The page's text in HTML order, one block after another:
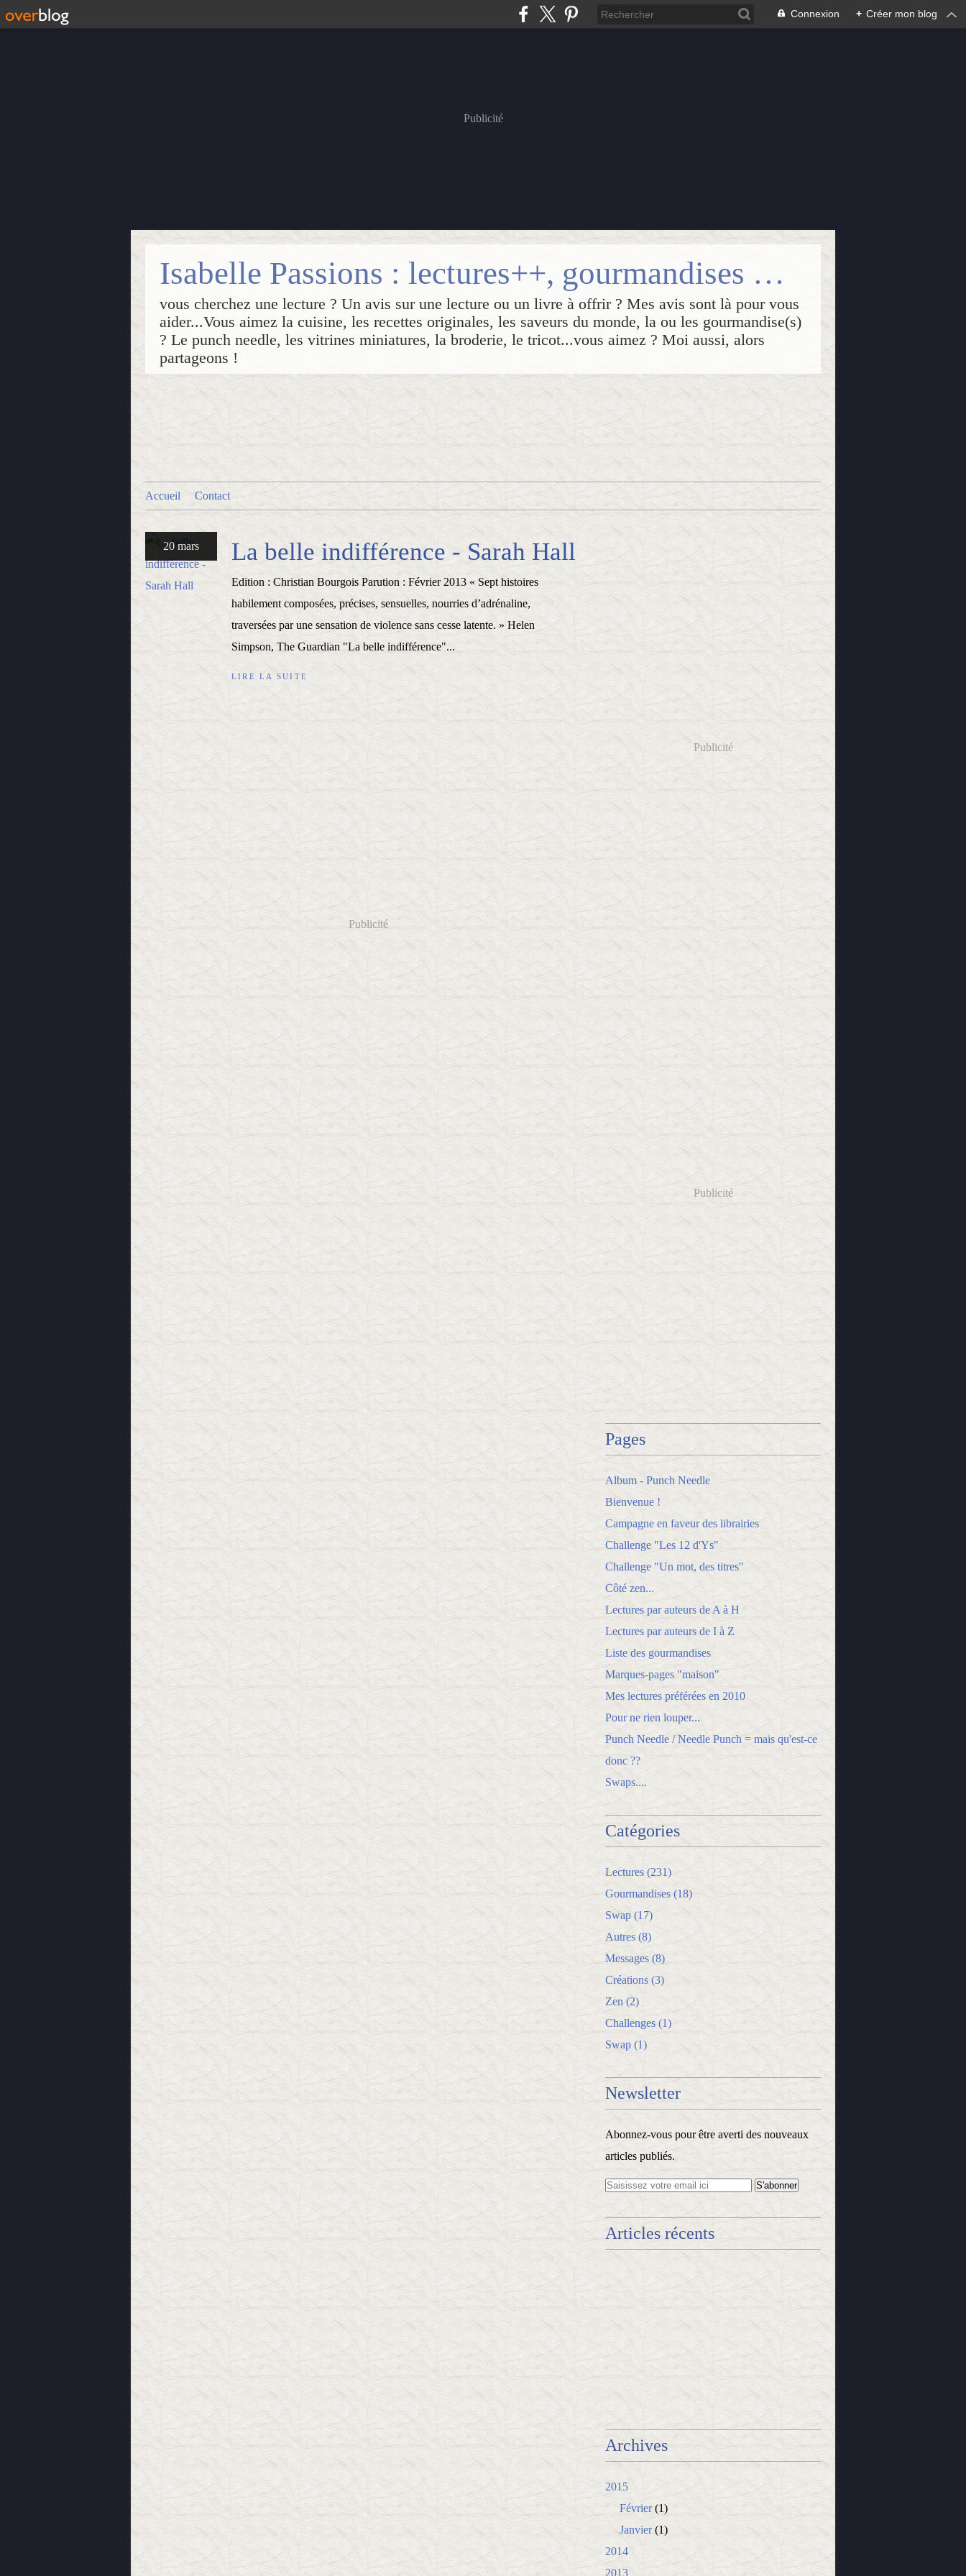
Connexion + Créer mon blog
Publicité
Isabelle Passions : lectures++, gourmandises & créations
vous cherchez une lecture ? Un avis sur une lecture ou un livre à offrir ? Mes avis sont là pour vous
aider...Vous aimez la cuisine, les recettes originales, les saveurs du monde, la ou les gourmandise(s)
? Le punch needle, les vitrines miniatures, la broderie, le tricot...vous aimez ? Moi aussi, alors
partageons !
Accueil Contact
20 mars La belle indifférence - Sarah Hall
Edition : Christian Bourgois Parution : Février 2013 « Sept histoires
habilement composées, précises, sensuelles, nourries d’adrénaline,
traversées par une sensation de violence sans cesse latente. » Helen
Simpson, The Guardian "La belle indifférence"...
LIRE LA SUITE
Publicité
Publicité
Publicité
Pages
Album - Punch Needle
Bienvenue !
Campagne en faveur des librairies
Challenge "Les 12 d'Ys"
Challenge "Un mot, des titres"
Côté zen...
Lectures par auteurs de A à H
Lectures par auteurs de I à Z
Liste des gourmandises
Marques-pages "maison"
Mes lectures préférées en 2010
Pour ne rien louper...
Punch Needle / Needle Punch = mais qu'est-ce
donc ??
Swaps....
Catégories
Lectures (231)
Gourmandises (18)
Swap (17)
Autres (8)
Messages (8)
Créations (3)
Zen (2)
Challenges (1)
Swap (1)
Newsletter
Abonnez-vous pour être averti des nouveaux
articles publiés.
Articles récents
Archives
2015
Février(1)
Janvier(1)
2014
2013